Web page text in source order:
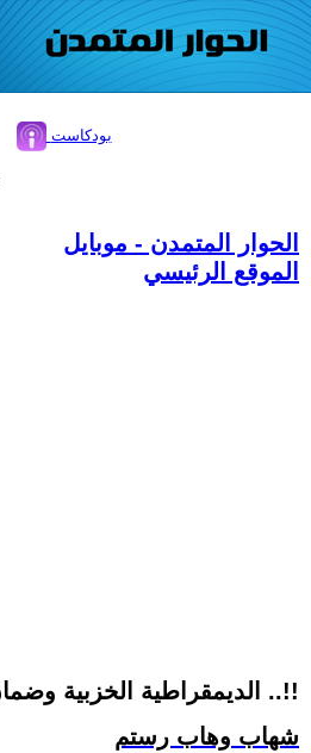
بودكاست
الحوار المتمدن - موبايل
الموقع الرئيسي
الديمقراطية الخزبية وضمان الحريات ..!!
شهاب وهاب رستم